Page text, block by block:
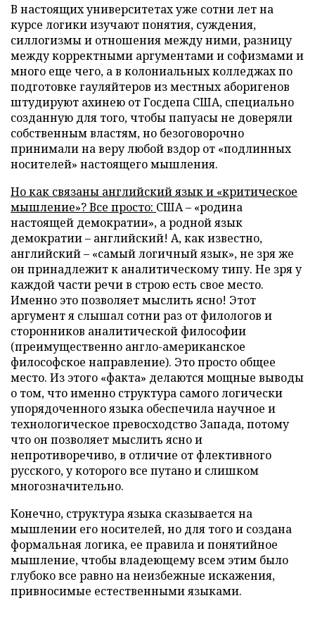
В настоящих университетах уже сотни лет на
курсе логики изучают понятия, суждения,
силлогизмы и отношения между ними, разницу
между корректными аргументами и софизмами и
много еще чего, а в колониальных колледжах по
подготовке гауляйтеров из местных аборигенов
штудируют ахинею от Госдепа США, специально
созданную для того, чтобы папуасы не доверяли
собственным властям, но безоговорочно
принимали на веру любой вздор от «подлинных
носителей» настоящего мышления.
Но как связаны английский язык и «критическое
мышление»? Все просто: США – «родина
настоящей демократии», а родной язык
демократии – английский! А, как известно,
английский – «самый логичный язык», не зря же
он принадлежит к аналитическому типу. Не зря у
каждой части речи в строю есть свое место.
Именно это позволяет мыслить ясно! Этот
аргумент я слышал сотни раз от филологов и
сторонников аналитической философии
(преимущественно англо-американское
философское направление). Это просто общее
место. Из этого «факта» делаются мощные выводы
о том, что именно структура самого логически
упорядоченного языка обеспечила научное и
технологическое превосходство Запада, потому
что он позволяет мыслить ясно и
непротиворечиво, в отличие от флективного
русского, у которого все путано и слишком
многозначительно.
Конечно, структура языка сказывается на
мышлении его носителей, но для того и создана
формальная логика, ее правила и понятийное
мышление, чтобы владеющему всем этим было
глубоко все равно на неизбежные искажения,
привносимые естественными языками.